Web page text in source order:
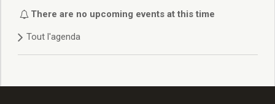
Délibérations 2021
Délibérations 2020
Délibérations 2019
Délibérations 2018
There are no upcoming events at this time
Tout l'agenda